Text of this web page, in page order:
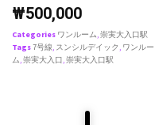
₩500,000
Categories ワンルーム,崇実大入口駅
Tags7号線, スンシルデイック , ワンルー
ム,崇実大入口,崇実大入口駅